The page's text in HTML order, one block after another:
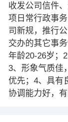
收发公司信件
项日常行政事
司新规，推行
交办的其它事
年龄20-26岁；
3、形象气质佳
优先；4、具有
协调能力好，有